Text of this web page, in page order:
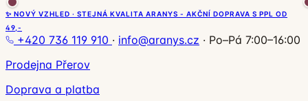
✨ NOVÝ VZHLED · STEJNÁ KVALITA ARANYS - AKČNÍ DOPRAVA S PPL OD
49,-
+420 736 119 910 · info@aranys.cz · Po–Pá 7:00–16:00
Prodejna Přerov
Doprava a platba